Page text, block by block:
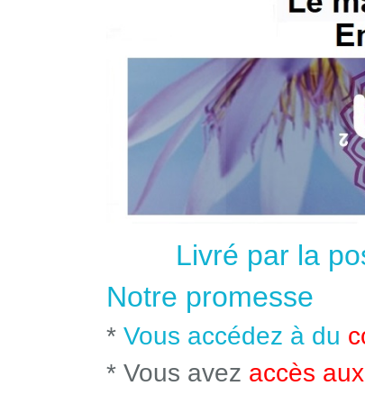
Livré par la
Notre promesse
* Vous accédez à du
* Vous avez accès